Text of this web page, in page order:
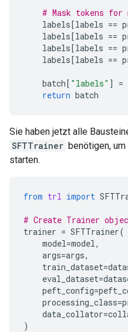
# Mask tokens
labels[labels ==
labels[labels ==
labels[labels ==
labels[labels ==
batch[ "labels" ] =
return batch
Sie haben jetzt alle
SFTTrainer benötigen,
starten.
from trl import
# Create Trainer
trainer = SFTTrainer(
model=model,
args=args,
train_dataset=
eval_dataset=
peft_config=
processing_class=
data_collator=
)